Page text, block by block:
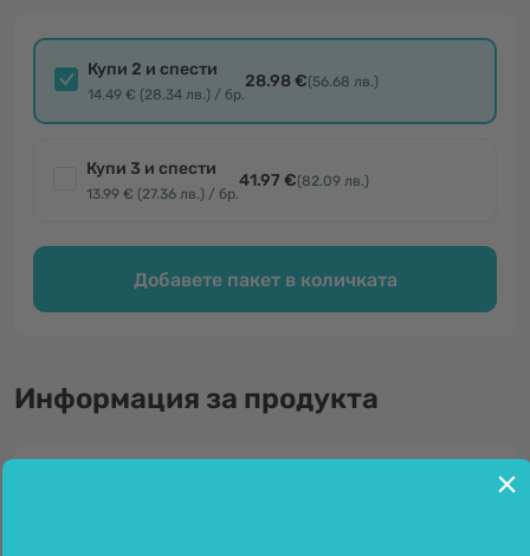
Купи 2 и спести
14.49 € (28.34 лв.) / бр.
28.98 €(56.68 лв.)
Купи 3 и спести
13.99 € (27.36 лв.) / бр.
41.97 €(82.09 лв.)
Добавете пакет в количката
Информация за продукта